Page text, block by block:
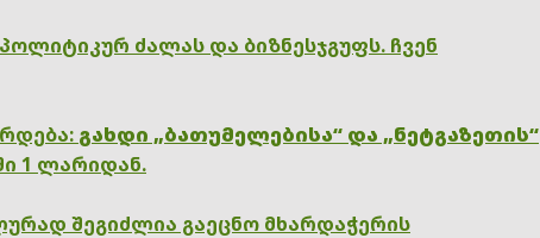
ძალას და ბიზნესჯგუფს. ჩვენ
გახდი „ბათუმელებისა“ და „ნეტგაზეთის“
1 ლარიდან.
შეგიძლია გაეცნო მხარდაჭერის